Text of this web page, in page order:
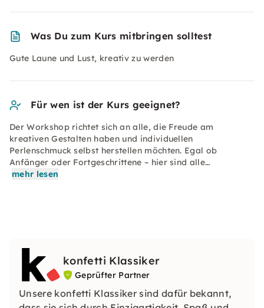
Was Du zum Kurs mitbringen solltest
Gute Laune und Lust, kreativ zu werden
Für wen ist der Kurs geeignet?
Der Workshop richtet sich an alle, die Freude am
kreativen Gestalten haben und individuellen
Perlenschmuck selbst herstellen möchten. Egal ob
Anfänger oder Fortgeschrittene – hier sind alle…
mehr lesen
konfetti Klassiker
Geprüfter Partner
Unsere konfetti Klassiker sind dafür bekannt,